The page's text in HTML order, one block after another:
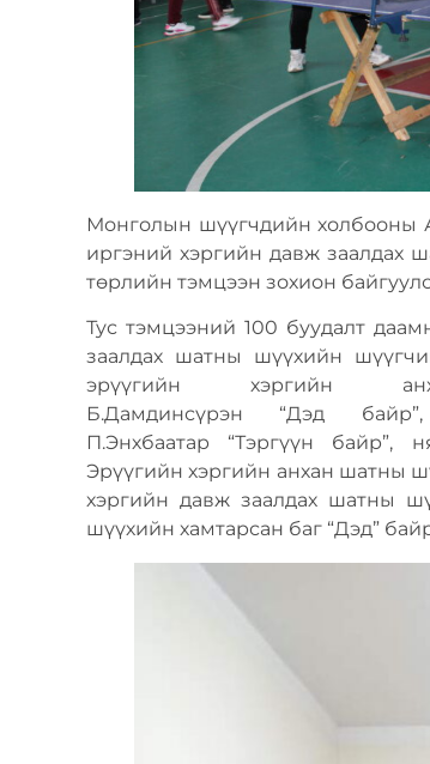
Монголын шүүгчдийн холбооны
иргэний хэргийн давж заалдах
төрлийн тэмцээн зохион
Тус тэмцээний 100 буудалт
заалдах шатны шүүхийн
эрүүгийн хэргийн
Б.Дамдинсүрэн “Дэд
П.Энхбаатар “Тэргүүн байр”,
Эрүүгийн хэргийн анхан шатны
хэргийн давж заалдах шатны
шүүхийн хамтарсан баг “Дэд”